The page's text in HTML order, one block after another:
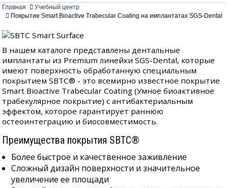
Главная
Учебный центр
Покрытие Smart Bioactive Trabecular Coating на имплантатах SGS-Dental
В нашем каталоге представлены дентальные
имплантаты из Premium линейки SGS-Dental, которые
имеют поверхность обработанную специальным
покрытием SBTC® - это всемирно известное покрытие
Smart Bioactive Trabecular Coating (Умное биоактивное
трабекулярное покрытие) с антибактериальным
эффектом, которое гарантирует раннюю
остеоинтеграцию и биосовместимость.
Преимущества покрытия SBTC®
Более быстрое и качественное заживление
Сложный дизайн поверхности и значительное
увеличение ее площади